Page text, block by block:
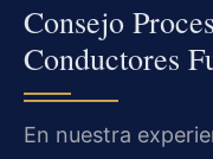
Consejo
Conductores
En nuestra